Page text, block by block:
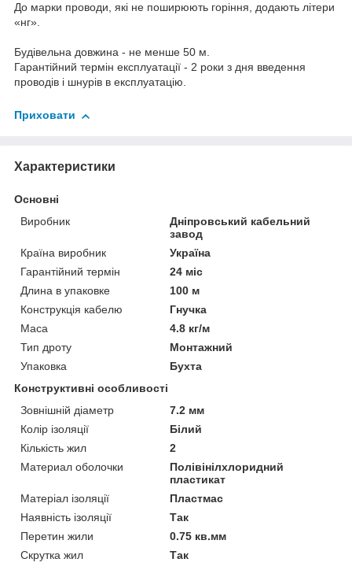
До марки проводи, які не поширюють горіння, додають літери
«нг».
Будівельна довжина - не менше 50 м.
Гарантійний термін експлуатації - 2 роки з дня введення
проводів і шнурів в експлуатацію.
Приховати
Характеристики
Основні
Виробник
Дніпровський кабельний
завод
Країна виробник
Україна
Гарантійний термін
24 міс
Длина в упаковке
100 м
Конструкція кабелю
Гнучка
Маса
4.8 кг/м
Тип дроту
Монтажний
Упаковка
Бухта
Конструктивні особливості
Зовнішній діаметр
7.2 мм
Колір ізоляції
Білий
Кількість жил
2
Материал оболочки
Полівінілхлоридний
пластикат
Матеріал ізоляції
Пластмас
Наявність ізоляції
Так
Перетин жили
0.75 кв.мм
Скрутка жил
Так